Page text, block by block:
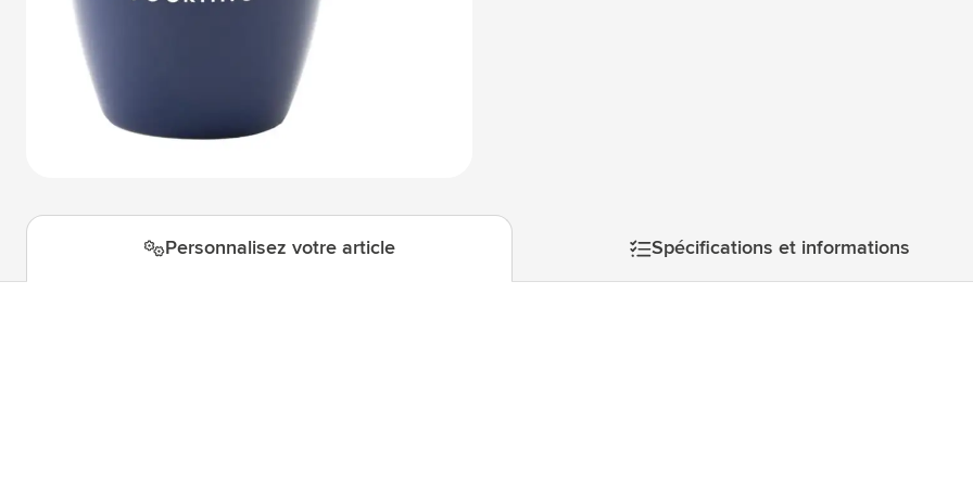
Afficher le sous-menu pour la catégorie Technologie & gadgets
Giveaways
Afficher le sous-menu pour la catégorie Giveaways
Afficher le sous-menu pour la catégorie Écriture
Outils & Déplacements
Afficher le sous-menu pour la catégorie Outils & Déplacements
Personnalisez votre article Spécifications et informations